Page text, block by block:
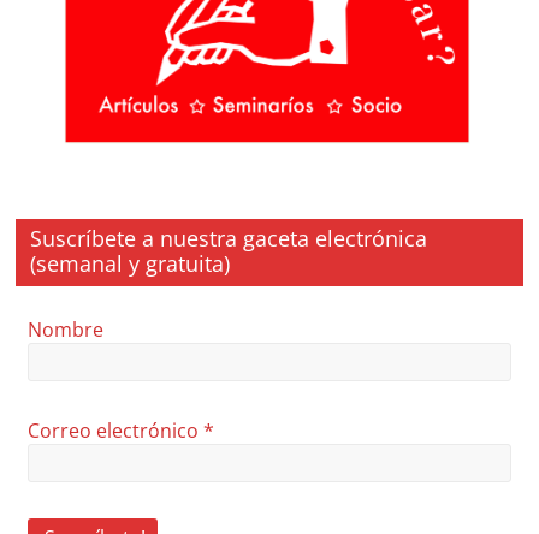
Suscríbete a nuestra gaceta electrónica
(semanal y gratuita)
Nombre
Correo electrónico*